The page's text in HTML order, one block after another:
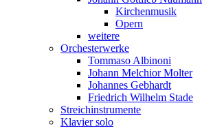
Kirchenmusik
Opern
weitere
Orchesterwerke
Tommaso Albinoni
Johann Melchior Molter
Johannes Gebhardt
Friedrich Wilhelm Stade
Streichinstrumente
Klavier solo